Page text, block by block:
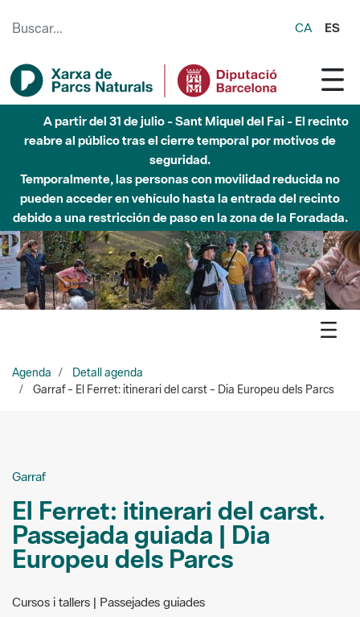
CA ES
Hasta diciembre de 2026 - Parque Fluvial Besós -
Afectaciones en el cauce del Parque Fluvial del Besòs debido
a obras de construcción de una pasarela sobre el río
Agenda
Detall agenda
Garraf - El Ferret: itinerari del carst - Dia Europeu dels Parcs
Passejada guiada | Dia
Europeu dels Parcs
Cursos i tallers | Passejades guiades
24/05/2026